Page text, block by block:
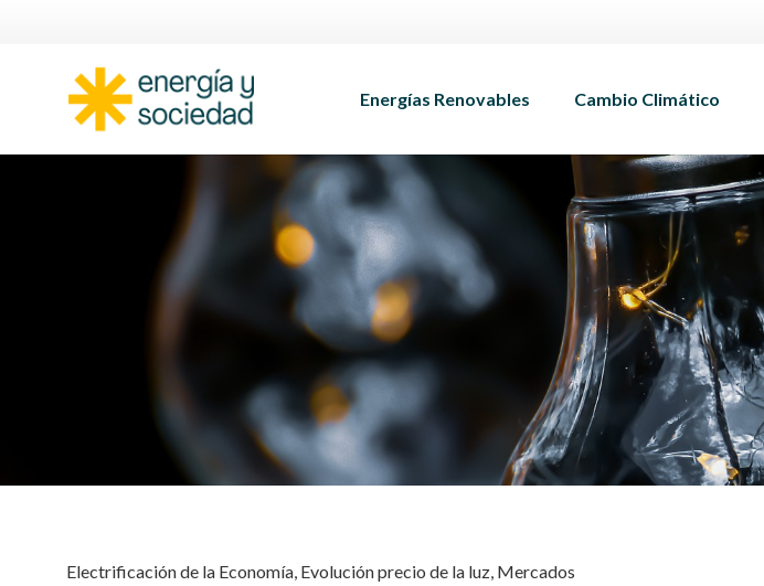
Energías Renovables Cambio Climático
Electrificación de la Economía, Evolución precio de la luz, Mercados